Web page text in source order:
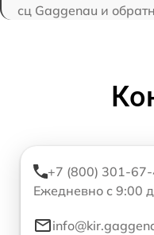
сц Gaggenau и
+7 (800) 301-
Ежедневно с 9:00